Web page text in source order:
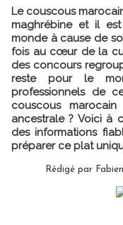
Le couscous
maghrébine et il
monde à cause de
fois au cœur de la
des concours
reste pour le
professionnels de
couscous
ancestrale ? Voici à
des informations
préparer ce plat
Rédigé par